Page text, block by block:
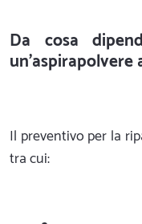
Da cosa
un'aspirapolvere
Il preventivo per la
tra cui: